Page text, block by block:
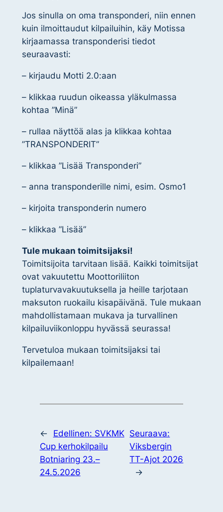
Jos sinulla on oma transponderi, niin ennen
kuin ilmoittaudut kilpailuihin, käy Motissa
kirjaamassa transponderisi tiedot
seuraavasti:
– kirjaudu Motti 2.0:aan
– klikkaa ruudun oikeassa yläkulmassa
kohtaa ”Minä”
– rullaa näyttöä alas ja klikkaa kohtaa
”TRANSPONDERIT”
– klikkaa ”Lisää Transponderi”
– anna transponderille nimi, esim. Osmo1
– kirjoita transponderin numero
– klikkaa ”Lisää”
Tule mukaan toimitsijaksi!
Toimitsijoita tarvitaan lisää. Kaikki toimitsijat
ovat vakuutettu Moottoriliiton
tuplaturvavakuutuksella ja heille tarjotaan
maksuton ruokailu kisapäivänä. Tule mukaan
mahdollistamaan mukava ja turvallinen
kilpailuviikonloppu hyvässä seurassa!
Tervetuloa mukaan toimitsijaksi tai
kilpailemaan!
← Edellinen: SVKMK
Cup kerhokilpailu
Botniaring 23.–
24.5.2026
Seuraava:
Viksbergin
TT-Ajot 2026
→